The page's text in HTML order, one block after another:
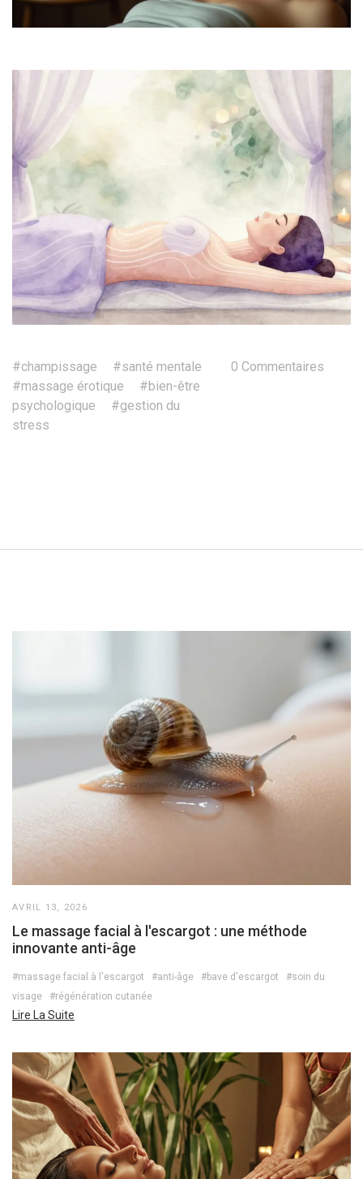
#champissage
#santé mentale
#massage érotique
#bien-être
psychologique
#gestion du
stress
0 Commentaires
AVRIL 13, 2026
Le massage facial à l'escargot : une méthode
innovante anti-âge
#massage facial à l'escargot #anti-âge #bave d'escargot
#soin du
visage
#régénération cutanée
Lire La Suite